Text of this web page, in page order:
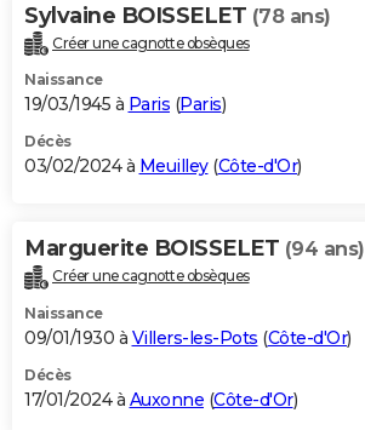
Sylvaine BOISSELET (78 ans)
Créer une cagnotte obsèques
Naissance
19/03/1945 à Paris (Paris)
Décès
03/02/2024 à Meuilley(Côte-d'Or)
Marguerite BOISSELET (94 ans)
Créer une cagnotte obsèques
Naissance
09/01/1930 à Villers-les-Pots (Côte-d'Or)
Décès
17/01/2024 à Auxonne (Côte-d'Or)